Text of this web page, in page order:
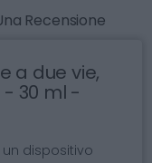
Recensione
a due vie,
- 30 ml -
un dispositivo